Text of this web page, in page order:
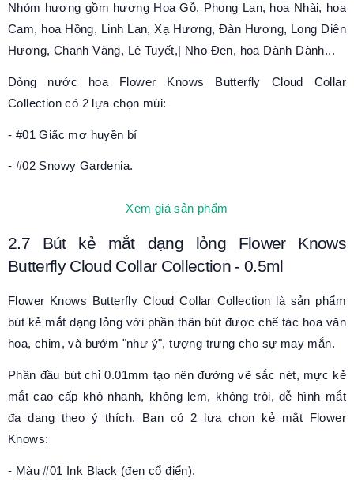
Nhóm hương gồm hương Hoa Gỗ, Phong Lan, hoa Nhài, hoa
Cam, hoa Hồng, Linh Lan, Xạ Hương, Đàn Hương, Long Diên
Hương, Chanh Vàng, Lê Tuyết,| Nho Đen, hoa Dành Dành...
Dòng nước hoa Flower Knows Butterfly Cloud Collar
Collection có 2 lựa chọn mùi:
- #01 Giấc mơ huyền bí
- #02 Snowy Gardenia.
Xem giá sản phẩm
2.7 Bút kẻ mắt dạng lỏng Flower Knows
Butterfly Cloud Collar Collection- 0.5ml
Flower Knows Butterfly Cloud Collar Collection là sản phẩm
bút kẻ mắt dạng lỏng với phần thân bút được chế tác hoa văn
hoa, chim, và bướm "như ý", tượng trưng cho sự may mắn.
Phần đầu bút chỉ 0.01mm tạo nên đường vẽ sắc nét, mực kẻ
mắt cao cấp khô nhanh, không lem, không trôi, dễ hình mắt
đa dạng theo ý thích. Bạn có 2 lựa chọn kẻ mắt Flower
Knows:
- Màu #01 Ink Black (đen cổ điển).